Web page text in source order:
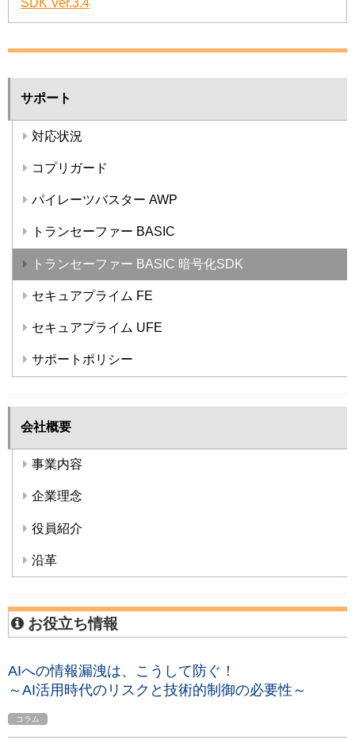
SDK Ver.3.4
サポート
対応状況
コプリガード
パイレーツバスター AWP
トランセーファー BASIC
トランセーファー BASIC 暗号化SDK
セキュアプライム FE
セキュアプライム UFE
サポートポリシー
会社概要
事業内容
企業理念
役員紹介
沿革
お役立ち情報
AIへの情報漏洩は、こうして防ぐ！
～AI活用時代のリスクと技術的制御の必要性～
コラム